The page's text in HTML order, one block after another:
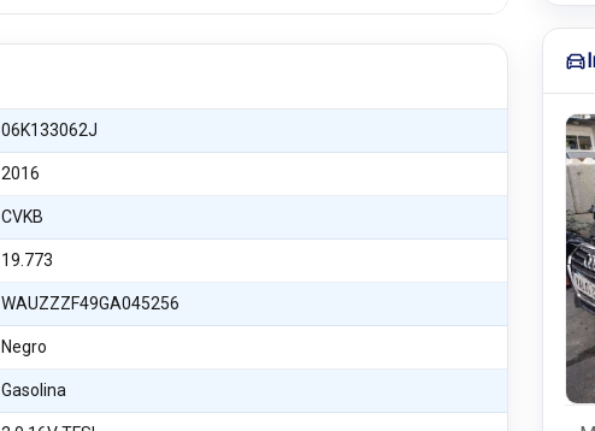
06K133062J
2016
CVKB
19.773
WAUZZZF49GA045256
Negro
Gasolina